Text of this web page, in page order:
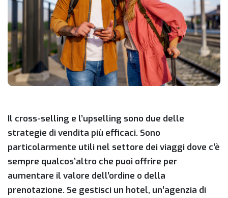
Il cross-selling e l’upselling sono due delle
strategie di vendita più efficaci. Sono
particolarmente utili nel settore dei viaggi dove c’è
sempre qualcos’altro che puoi offrire per
aumentare il valore dell’ordine o della
prenotazione. Se gestisci un hotel, un’agenzia di